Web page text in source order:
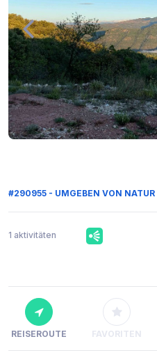
#290955 - UMGEBEN VON NATUR
1 aktivitäten
REISEROUTE FAVORITEN